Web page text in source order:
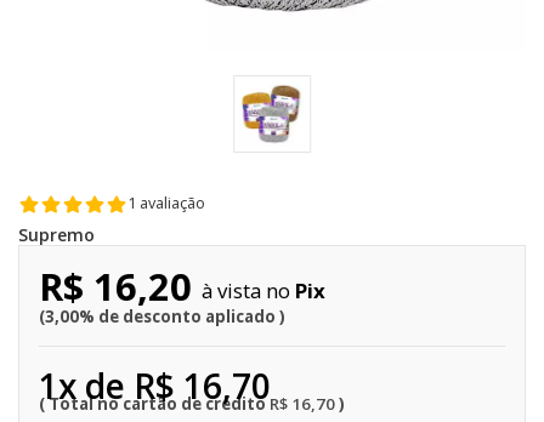
1 avaliação
Supremo
R$ 16,70
1x de R$ 16,70
R$ 16,20
3,00% de desconto aplicado
Pix